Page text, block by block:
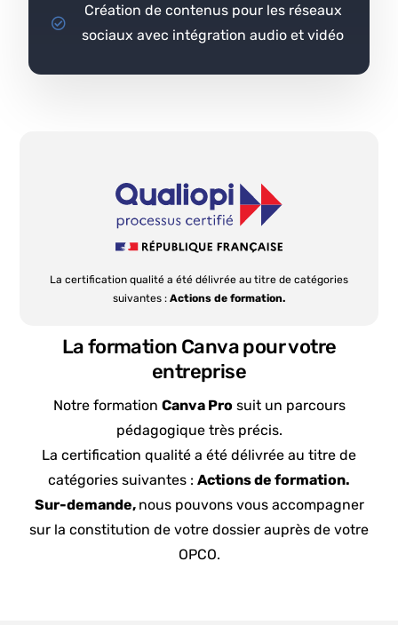
Création de contenus pour les réseaux
sociaux avec intégration audio et vidéo
La certification qualité a été délivrée au titre de catégories
suivantes : Actions de formation.
La formation Canva pour votre
entreprise
Notre formation Canva Prosuit un parcours
pédagogique très précis.
La certification qualité a été délivrée au titre de
catégories suivantes : Actions de formation.
Sur-demande, nous pouvons vous accompagner
sur la constitution de votre dossier auprès de votre
OPCO.